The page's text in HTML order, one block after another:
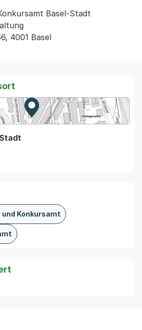
Basel-Stadt
4001 Basel
Zur Karte von MapBS.
Externer Link, wird in einem
Konkursamt